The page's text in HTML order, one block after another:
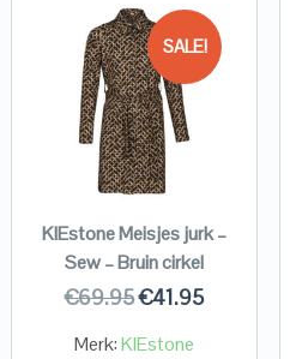
SALE!
KIEstone Meisjes jurk –
Sew – Bruin cirkel
€69.95€41.95
Merk:KIEstone